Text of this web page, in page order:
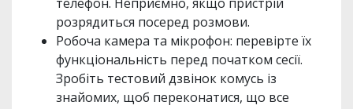
розрядиться посеред розмови.
Робоча камера та мікрофон: перевірте їх
функціональність перед початком сесії.
Зробіть тестовий дзвінок комусь із
знайомих, щоб переконатися, що все